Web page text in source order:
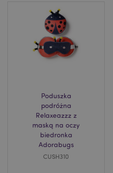
Poduszka
podróżna
Relaxeazzz z
maską na oczy
biedronka
Adorabugs
CUSH310